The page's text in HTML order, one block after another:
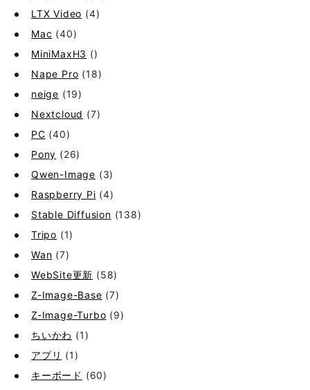
LTX Video (4)
Mac (40)
MiniMaxH3 ()
Nape Pro (18)
neige (19)
Nextcloud (7)
PC (40)
Pony (26)
Qwen-Image (3)
Raspberry Pi (4)
Stable Diffusion (138)
Tripo (1)
Wan (7)
WebSite更新 (58)
Z-Image-Base (7)
Z-Image-Turbo (9)
ちいかわ (1)
アプリ (1)
キーボード (60)